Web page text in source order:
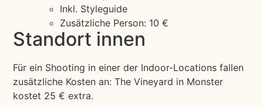
Inkl. Styleguide
Zusätzliche Person: 10 €
Standort innen
Für ein Shooting in einer der Indoor-Locations fallen
zusätzliche Kosten an: The Vineyard in Monster
kostet 25 € extra.